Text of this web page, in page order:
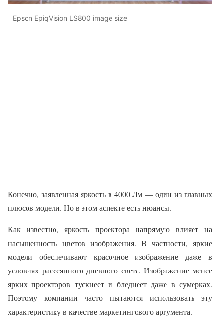
Epson EpiqVision LS800 image size
Конечно, заявленная яркость в 4000 Лм — один из главных
плюсов модели. Но в этом аспекте есть нюансы.
Как известно, яркость проектора напрямую влияет на
насыщенность цветов изображения. В частности, яркие
модели обеспечивают красочное изображение даже в
условиях рассеянного дневного света. Изображение менее
ярких проекторов тускнеет и бледнеет даже в сумерках.
Поэтому компании часто пытаются использовать эту
характеристику в качестве маркетингового аргумента.